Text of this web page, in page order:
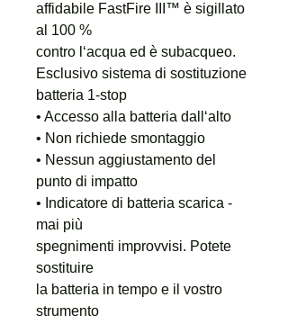
affidabile FastFire III™ è sigillato
al 100 %
contro l‘acqua ed è subacqueo.
Esclusivo sistema di sostituzione
batteria 1-stop
• Accesso alla batteria dall‘alto
• Non richiede smontaggio
• Nessun aggiustamento del
punto di impatto
• Indicatore di batteria scarica -
mai più
spegnimenti improvvisi. Potete
sostituire
la batteria in tempo e il vostro
strumento